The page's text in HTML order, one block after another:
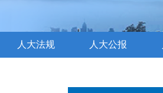
人大法规 人大公报